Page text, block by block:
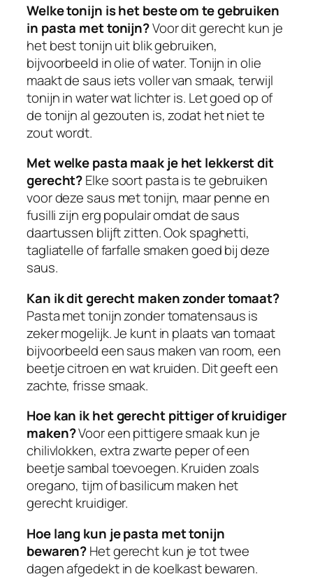
Welke tonijn is het beste om te gebruiken
in pasta met tonijn?Voor dit gerecht kun je
het best tonijn uit blik gebruiken,
bijvoorbeeld in olie of water. Tonijn in olie
maakt de saus iets voller van smaak, terwijl
tonijn in water wat lichter is. Let goed op of
de tonijn al gezouten is, zodat het niet te
zout wordt.
Met welke pasta maak je het lekkerst dit
gerecht?Elke soort pasta is te gebruiken
voor deze saus met tonijn, maar penne en
fusilli zijn erg populair omdat de saus
daartussen blijft zitten. Ook spaghetti,
tagliatelle of farfalle smaken goed bij deze
saus.
Kan ik dit gerecht maken zonder tomaat?
Pasta met tonijn zonder tomatensaus is
zeker mogelijk. Je kunt in plaats van tomaat
bijvoorbeeld een saus maken van room, een
beetje citroen en wat kruiden. Dit geeft een
zachte, frisse smaak.
Hoe kan ik het gerecht pittiger of kruidiger
maken?Voor een pittigere smaak kun je
chilivlokken, extra zwarte peper of een
beetje sambal toevoegen. Kruiden zoals
oregano, tijm of basilicum maken het
gerecht kruidiger.
Hoe lang kun je pasta met tonijn
bewaren?Het gerecht kun je tot twee
dagen afgedekt in de koelkast bewaren.